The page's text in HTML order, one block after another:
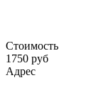
Стоимость
1750 руб
Адрес